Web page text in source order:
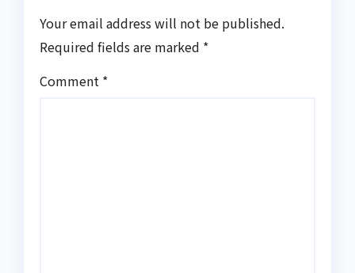
Your email address will not be published.
Required fields are marked *
Comment *